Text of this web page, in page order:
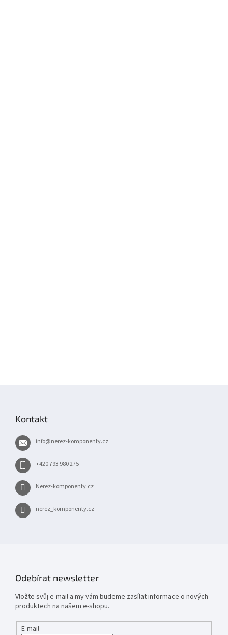
Kontakt
info@nerez-komponenty.cz
+420 793 980 275
Nerez-komponenty.cz
nerez_komponenty.cz
Odebírat newsletter
Vložte svůj e-mail a my vám budeme zasílat informace o nových
produktech na našem e-shopu.
E-mail